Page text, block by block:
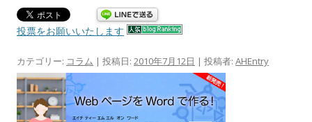
投票をお願いいたします
カテゴリー: コラム | 投稿日: 2010年7月12日 | 投稿者: AHEntry